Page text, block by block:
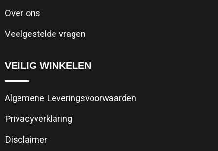
Over ons
Veelgestelde vragen
VEILIG WINKELEN
Algemene Leveringsvoorwaarden
Privacyverklaring
Disclaimer